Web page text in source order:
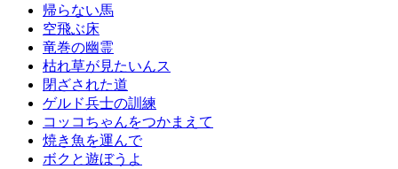
帰らない馬
空飛ぶ床
竜巻の幽霊
枯れ草が見たいんス
閉ざされた道
ゲルド兵士の訓練
コッコちゃんをつかまえて
焼き魚を運んで
ボクと遊ぼうよ